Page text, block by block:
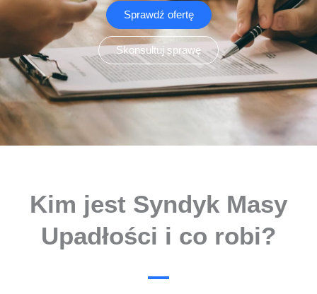
Sprawdź ofertę
Skonsultuj sprawę
Kim jest Syndyk Masy
Upadłości i co robi?